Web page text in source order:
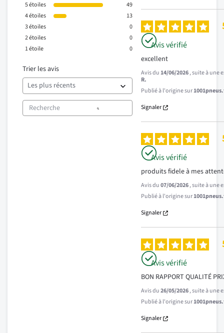
5étoiles
49
4étoiles
13
3étoiles
0
2étoiles
0
1étoile 0
Trier les avis
Avis vérifié
excellent
Avis du14/06/2026, suite à une
R.
Publié à l'origine sur
Signaler
Avis vérifié
produits fidele à mes
Avis du07/06/2026, suite à une
Publié à l'origine sur
Signaler
Avis vérifié
BON RAPPORT QUALITÉ
Avis du26/05/2026, suite à une
Publié à l'origine sur
Signaler